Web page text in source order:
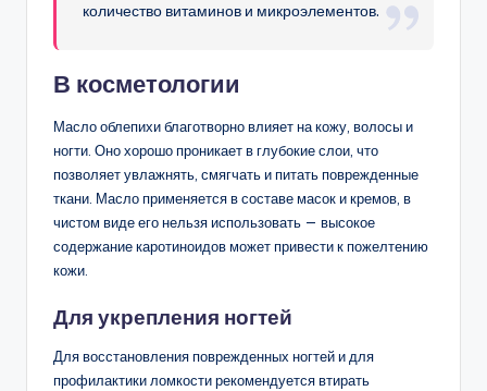
количество витаминов и микроэлементов.
В косметологии
Масло облепихи благотворно влияет на кожу, волосы и
ногти. Оно хорошо проникает в глубокие слои, что
позволяет увлажнять, смягчать и питать поврежденные
ткани. Масло применяется в составе масок и кремов, в
чистом виде его нельзя использовать — высокое
содержание каротиноидов может привести к пожелтению
кожи.
Для укрепления ногтей
Для восстановления поврежденных ногтей и для
профилактики ломкости рекомендуется втирать